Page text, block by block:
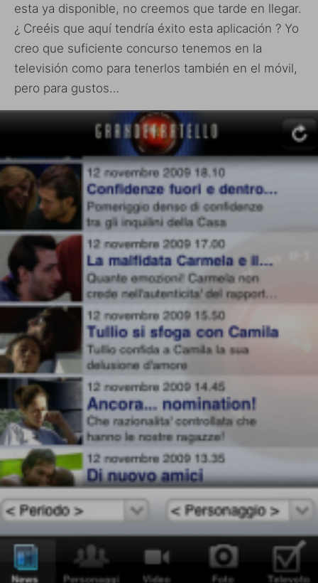
esta ya disponible, no creemos que tarde en llegar.
¿ Creéis que aquí tendría éxito esta aplicación ? Yo
creo que suficiente concurso tenemos en la
televisión como para tenerlos también en el móvil,
pero para gustos…